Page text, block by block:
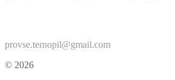
provse.ternopil@gmail.com
© 2026